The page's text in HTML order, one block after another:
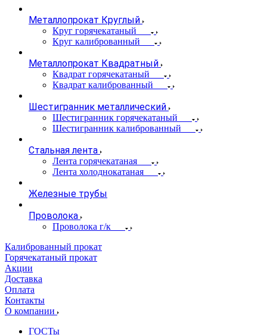
Металлопрокат Круглый
Круг горячекатаный
Круг калиброванный
Металлопрокат Квадратный
Квадрат горячекатаный
Квадрат калиброванный
Шестигранник металлический
Шестигранник горячекатаный
Шестигранник калиброванный
Стальная лента
Лента горячекатаная
Лента холоднокатаная
Железные трубы
Проволока
Проволока г/к
Калиброванный прокат
Горячекатаный прокат
Акции
Доставка
Оплата
Контакты
О компании
ГОСТы